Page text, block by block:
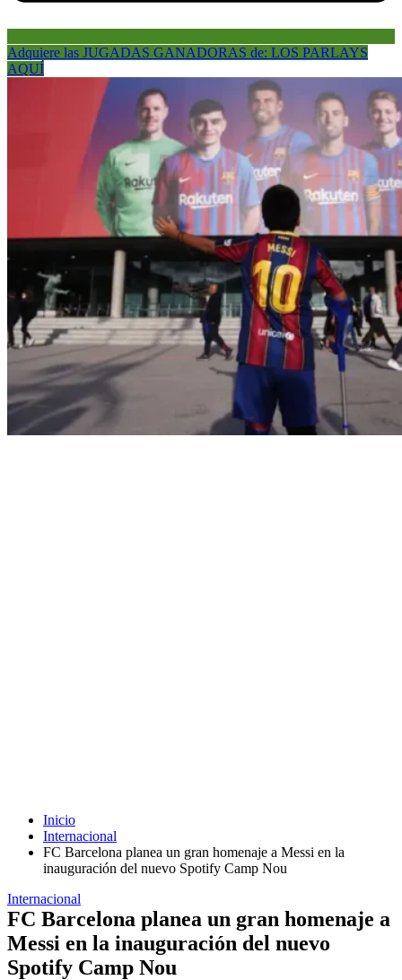
Adquiere las JUGADAS GANADORAS de: LOS PARLAYS
AQUÍ
Inicio
Internacional
FC Barcelona planea un gran homenaje a Messi en la
inauguración del nuevo Spotify Camp Nou
Internacional
FC Barcelona planea un gran homenaje a
Messi en la inauguración del nuevo
Spotify Camp Nou